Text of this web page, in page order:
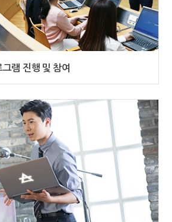
램 진행 및 참여